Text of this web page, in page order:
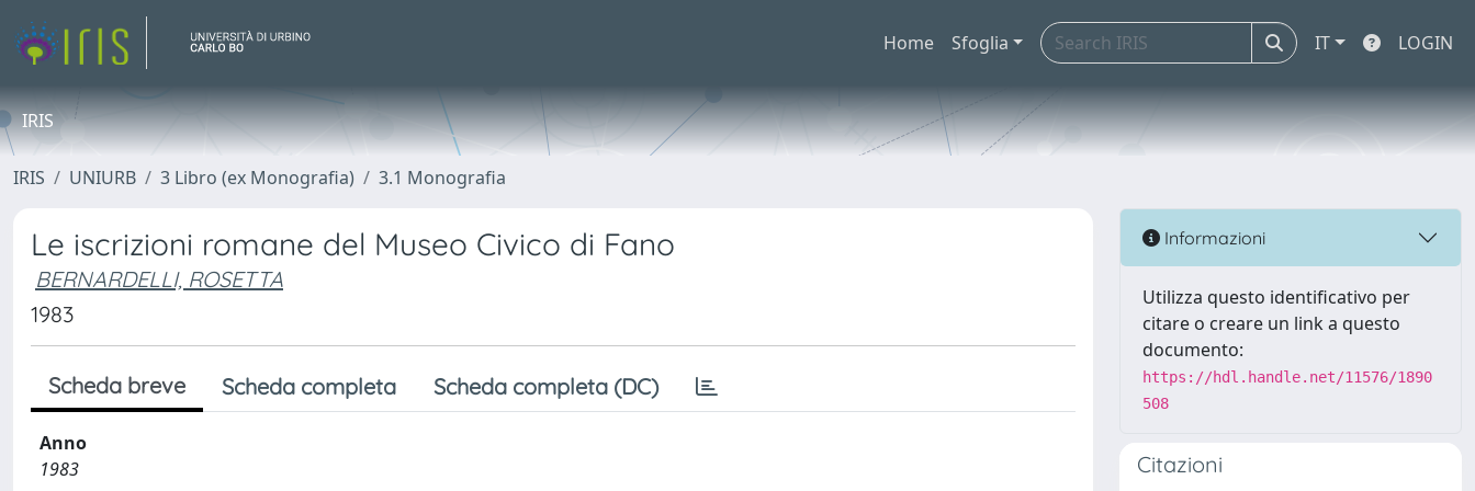
Home Sfoglia IT LOGIN
IRIS
IRIS UNIURB 3 Libro (ex Monografia) 3.1 Monografia
Le iscrizioni romane del Museo Civico di Fano
BERNARDELLI, ROSETTA
1983
Scheda breve Scheda completa Scheda completa (DC)
Anno
1983
Informazioni
Utilizza questo identificativo per
citare o creare un link a questo
documento:
https://hdl.handle.net/11576/1890
508
Citazioni